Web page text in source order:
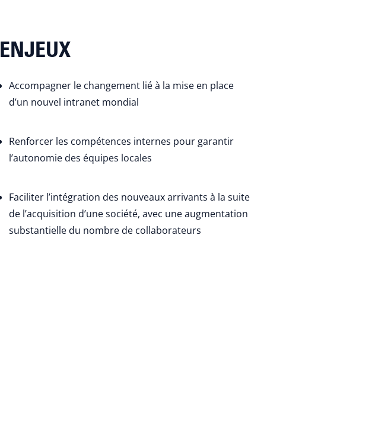
ENJEUX
Accompagner le changement lié à la mise en place
d’un nouvel intranet mondial
Renforcer les compétences internes pour garantir
l’autonomie des équipes locales
Faciliter l’intégration des nouveaux arrivants à la suite
de l’acquisition d’une société, avec une augmentation
substantielle du nombre de collaborateurs